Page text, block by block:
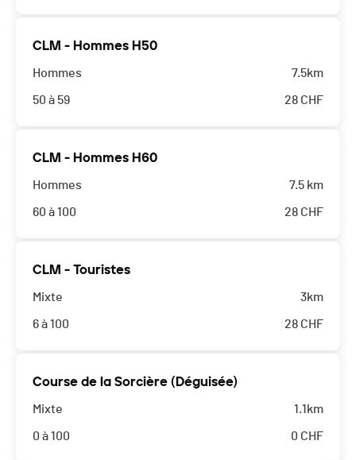
CLM - Hommes H50
Hommes
50 à 59
7.5km
28 CHF
CLM - Hommes H60
Hommes
60 à 100
7.5 km
28 CHF
CLM - Touristes
Mixte
6 à 100
3km
28 CHF
Course de la Sorcière (Déguisée)
Mixte
0 à 100
1.1km
0 CHF